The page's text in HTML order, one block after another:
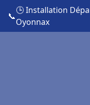
📞
🕒 Installation
Oyonnax